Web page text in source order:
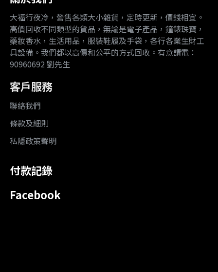
大福行夜冷，營售各類大小雜貨，定時更新，價錢相宜。
高價回收不同類型的貨品，無論是電子產品，鐘錶珠寶，
藥妝香水，生活用品，服裝鞋履及手袋，各行各業生財工
具設備。我們都以高價和公平的方式回收。有意請電：
90960692 劉先生
客戶服務
聯絡我們
條款及細則
私隱政策聲明
付款記錄
Facebook